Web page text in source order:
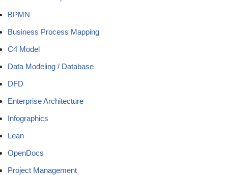
BPMN
Business Process Mapping
C4 Model
Data Modeling / Database
DFD
Enterprise Architecture
Infographics
Lean
OpenDocs
Project Management